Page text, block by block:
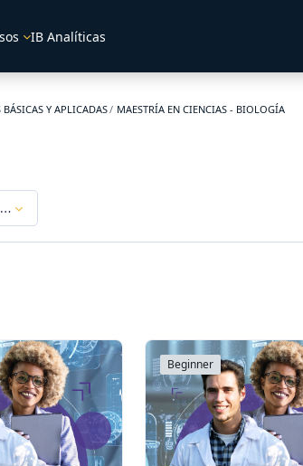
IB Analíticas
BÁSICAS Y APLICADAS MAESTRÍA EN CIENCIAS - BIOLOGÍA
- BIOLOGÍA
Beginner